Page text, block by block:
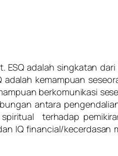
ESQ adalah singkatan
kemampuan
berkomunikasi
antara
terhadap
IQ financial/